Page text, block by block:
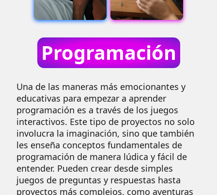
Programación
Una de las maneras más emocionantes y
educativas para empezar a aprender
programación es a través de los juegos
interactivos. Este tipo de proyectos no solo
involucra la imaginación, sino que también
les enseña conceptos fundamentales de
programación de manera lúdica y fácil de
entender. Pueden crear desde simples
juegos de preguntas y respuestas hasta
proyectos más complejos, como aventuras